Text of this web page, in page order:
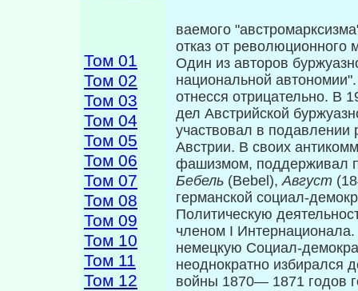
Том 01
Том 02
Том 03
Том 04
Том 05
Том 06
Том 07
Том 08
Том 09
Том 10
Том 11
Том 12
ваемого
отказ от революционного
Один из авторов
национальной
отнесся отрица­тельно. В
дел Австрийской
участвовал в подавлении
Австрии. В своих
фашизмом, поддерживал
Бебель (Bebel),Август
германской социал-
Политическую
членом I
немецкую Социал-
неоднократно избирался
войны 1870— 1871 годов